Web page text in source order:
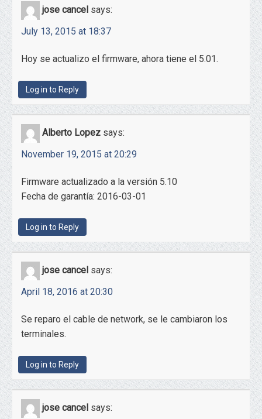
jose cancel says:
July 13, 2015 at 18:37
Hoy se actualizo el firmware, ahora tiene el 5.01.
Log in to Reply
Alberto Lopez says:
November 19, 2015 at 20:29
Firmware actualizado a la versión 5.10
Fecha de garantía: 2016-03-01
Log in to Reply
jose cancel says:
April 18, 2016 at 20:30
Se reparo el cable de network, se le cambiaron los
terminales.
Log in to Reply
jose cancel says: